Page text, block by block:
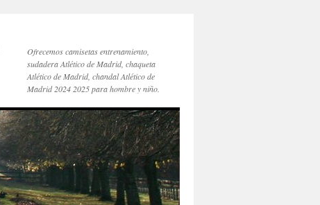
Ofrecemos camisetas entrenamiento,
sudadera Atlético de Madrid, chaqueta
Atlético de Madrid, chandal Atlético de
Madrid 2024 2025 para hombre y niño.